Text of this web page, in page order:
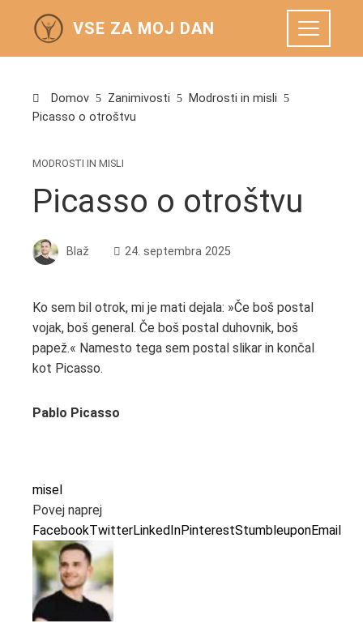
VSE ZA MOJ DAN
Domov Zanimivosti
Modrosti in misli
Picasso o otroštvu
MODROSTI IN MISLI
Picasso o otroštvu
Blaž 24. septembra 2025
Ko sem bil otrok, mi je mati dejala: »Če boš postal
vojak, boš general. Če boš postal duhovnik, boš
papež.« Namesto tega sem postal slikar in končal
kot Picasso.
Pablo Picasso
misel
Povej naprej
FacebookTwitterLinkedInPinterestStumbleuponEmail